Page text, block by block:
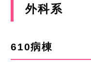
外科系
610病棟